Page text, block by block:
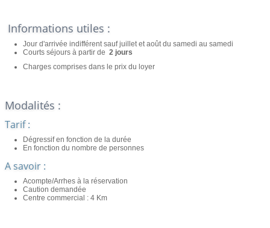
Informations utiles :
Jour d'arrivée indifférent sauf juillet et août du samedi au samedi
Courts séjours à partir de 2 jours
Charges comprises dans le prix du loyer
Modalités :
Tarif :
Dégressif en fonction de la durée
En fonction du nombre de personnes
A savoir :
Acompte/Arrhes à la réservation
Caution demandée
Centre commercial : 4 Km